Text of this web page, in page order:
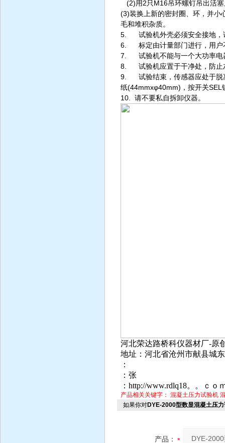
(2)用2只M16吊环螺钉吊出活
(3)装换上新的密封圈、环，并小
毛和堆积杂质。
5. 试验机外壳必须安全接地，
6. 标定由计量部门进行，用户
7. 试验机不能与一个大功率电
8. 试验机应置于干净处，防止
9. 试验结束，传感器应处于脱
纸(44mmxφ40mm)，按开关SEL
10. 请不要私自拆卸仪器。
河北荣达路桥科仪器材厂-原
地址：河北省沧州市献县城
：
：张
：http://www.rdlq18。。ｃｏ
产品相关关键字： 混凝土压力试验机
如果你对DYE-2000型数显混凝土压
产品：